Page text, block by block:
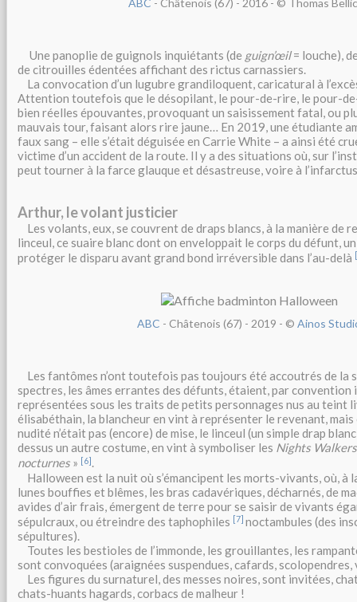
Une panoplie de guignols inquiétants (de guign’œil= louche),
de citrouilles édentées affichant des rictus carnassiers.
La convocation d’un lugubre grandiloquent, caricatural à
Attention toutefois que le désopilant, le pour-de-rire, le pour-
bien réelles épouvantes, provoquant un saisissement fatal, ou
mauvais tour, faisant alors rire jaune… En 2019, une étudiante
faux sang – elle s’était déguisée en Carrie White – a ainsi été
victime d’un accident de la route. Il y a des situations où, sur
peut tourner à la farce glauque et désastreuse, voire à
Arthur, le volant justicier
Les volants, eux, se couvrent de draps blancs, à la manière de
linceul, ce suaire blanc dont on enveloppait le corps du défunt,
protéger le disparu avant grand bond irréversible dans l’au-delà
ABC - Châtenois (67) - 2019 - ©Ainos
Les fantômes n’ont toutefois pas toujours été accoutrés de la
spectres, les âmes errantes des défunts, étaient, par convention
représentées sous les traits de petits personnages nus au teint
élisabéthain, la blancheur en vint à représenter le revenant, mais
nudité n’était pas (encore) de mise, le linceul (un simple drap
dessus un autre costume, en vint à symboliser les Nights Walkers
nocturnes » [6].
Halloween est la nuit où s’émancipent les morts-vivants, où, à
lunes bouffies et blêmes, les bras cadavériques, décharnés, de
avides d’air frais, émergent de terre pour se saisir de vivants
sépulcraux, ou étreindre des taphophiles [7] noctambules (des
sépultures).
Toutes les bestioles de l’immonde, les grouillantes, les
sont convoquées (araignées suspendues, cafards,
Les figures du surnaturel, des messes noires, sont invitées,
chats-huants hagards, corbacs de malheur !